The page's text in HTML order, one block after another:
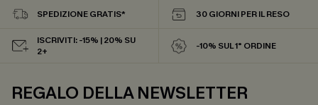
SPEDIZIONE GRATIS* 30 GIORNI PER IL RESO
ISCRIVITI: -15% | 20% SU
2+
-10% SUL 1° ORDINE
REGALO DELLA NEWSLETTER